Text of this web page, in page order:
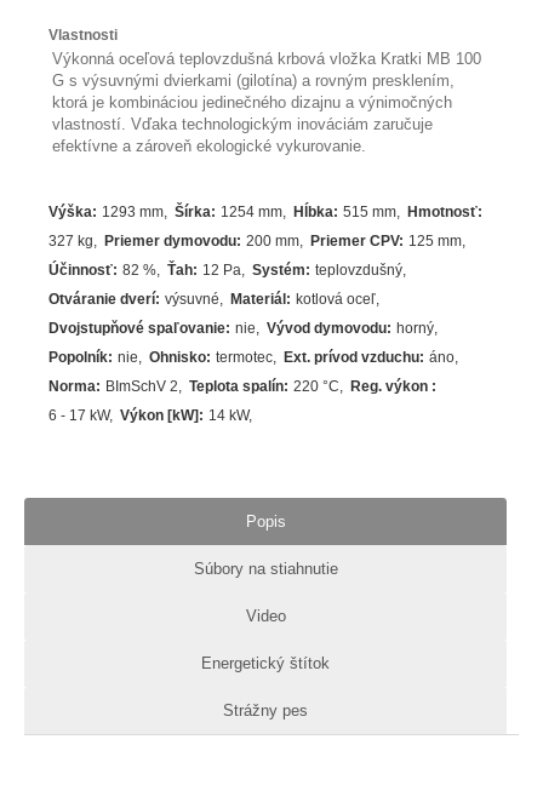
Vlastnosti
Výkonná oceľová teplovzdušná krbová vložka Kratki MB 100
G s výsuvnými dvierkami (gilotína) a rovným presklením,
ktorá je kombináciou jedinečného dizajnu a výnimočných
vlastností. Vďaka technologickým inováciám zaručuje
efektívne a zároveň ekologické vykurovanie.
Výška: 1293 mm Šírka: 1254 mm Hĺbka: 515 mm Hmotnosť:
327 kg
Priemer dymovodu: 200 mm Priemer CPV: 125 mm
Účinnosť: 82% Ťah: 12 Pa Systém: teplovzdušný
Otváranie dverí: výsuvné Materiál : kotlová oceľ
Dvojstupňové spaľovanie: nie Vývod dymovodu: horný
Popolník: nie Ohnisko: termotec Ext. prívod vzduchu: áno
Norma: BImSchV 2 Teplota spalín: 220°C Reg. výkon :
6 - 17 kW
Výkon [kW] : 14 kW
Popis
Súbory na stiahnutie
Video
Energetický štítok
Strážny pes